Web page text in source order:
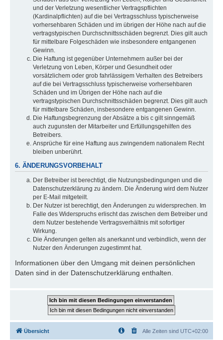
und der Verletzung wesentlicher Vertragspflichten
(Kardinalpflichten) auf die bei Vertragsschluss typischerweise
vorhersehbaren Schäden und im übrigen der Höhe nach auf die
vertragstypischen Durchschnittsschäden begrenzt. Dies gilt auch
für mittelbare Folgeschäden wie insbesondere entgangenen
Gewinn.
Die Haftung ist gegenüber Unternehmern außer bei der
Verletzung von Leben, Körper und Gesundheit oder
vorsätzlichem oder grob fahrlässigem Verhalten des Betreibers
auf die bei Vertragsschluss typischerweise vorhersehbaren
Schäden und im Übrigen der Höhe nach auf die
vertragstypischen Durchschnittsschäden begrenzt. Dies gilt auch
für mittelbare Schäden, insbesondere entgangenen Gewinn.
Die Haftungsbegrenzung der Absätze a bis c gilt sinngemäß
auch zugunsten der Mitarbeiter und Erfüllungsgehilfen des
Betreibers.
Ansprüche für eine Haftung aus zwingendem nationalem Recht
bleiben unberührt.
6. ÄNDERUNGSVORBEHALT
Der Betreiber ist berechtigt, die Nutzungsbedingungen und die
Datenschutzerklärung zu ändern. Die Änderung wird dem Nutzer
per E-Mail mitgeteilt.
Der Nutzer ist berechtigt, den Änderungen zu widersprechen. Im
Falle des Widerspruchs erlischt das zwischen dem Betreiber und
dem Nutzer bestehende Vertragsverhältnis mit sofortiger
Wirkung.
Die Änderungen gelten als anerkannt und verbindlich, wenn der
Nutzer den Änderungen zugestimmt hat.
Informationen über den Umgang mit deinen persönlichen
Daten sind in der Datenschutzerklärung enthalten.
Übersicht Alle Zeiten sind UTC+02:00